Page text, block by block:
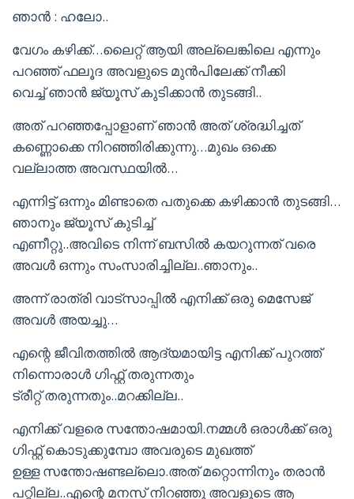
ഞാൻ : ഹലോ..
വേഗം കഴിക്ക്…ലൈറ്റ് ആയി അല്ലെങ്കിലെ എന്നും
പറഞ്ഞ് ഫലൂദ അവളുടെ മുൻപിലേക്ക് നീക്കി
വെച്ച് ഞാൻ ജ്യൂസ് കുടിക്കാൻ തുടങ്ങി..
അത് പറഞ്ഞപ്പോളാണ് ഞാൻ അത് ശ്രദ്ധിച്ചത്
കണ്ണൊക്കെ നിറഞ്ഞിരിക്കുന്നു…മുഖം ഒക്കെ
വല്ലാത്ത അവസ്ഥയിൽ…
എന്നിട്ട് ഒന്നും മിണ്ടാതെ പതുക്കെ കഴിക്കാൻ തുടങ്ങി…
ഞാനും ജ്യൂസ് കുടിച്ച്
എണീറ്റു..അവിടെ നിന്ന് ബസിൽ കയറുന്നത് വരെ
അവൾ ഒന്നും സംസാരിച്ചില്ല..ഞാനും..
അന്ന് രാത്രി വാട്സാപ്പിൽ എനിക്ക് ഒരു മെസേജ്
അവൾ അയച്ചു…
എന്റെ ജീവിതത്തിൽ ആദ്യമായിട്ട എനിക്ക് പുറത്ത്
നിന്നൊരാൾ ഗിഫ്റ്റ് തരുന്നതും
ട്രീറ്റ് തരുന്നതും..മറക്കില്ല..
എനിക്ക് വളരെ സന്തോഷമായി.നമ്മൾ ഒരാൾക്ക് ഒരു
ഗിഫ്റ്റ് കൊടുക്കുമ്പോ അവരുടെ മുഖത്ത്
ഉള്ള സന്തോഷണ്ടല്ലൊ.അത് മറ്റൊന്നിനും തരാൻ
പറ്റില്ല..എന്റെ മനസ് നിറഞ്ഞു അവളുടെ ആ